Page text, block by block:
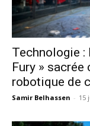
Technologie :
Fury »
robotique de
Samir Belhassen - 15